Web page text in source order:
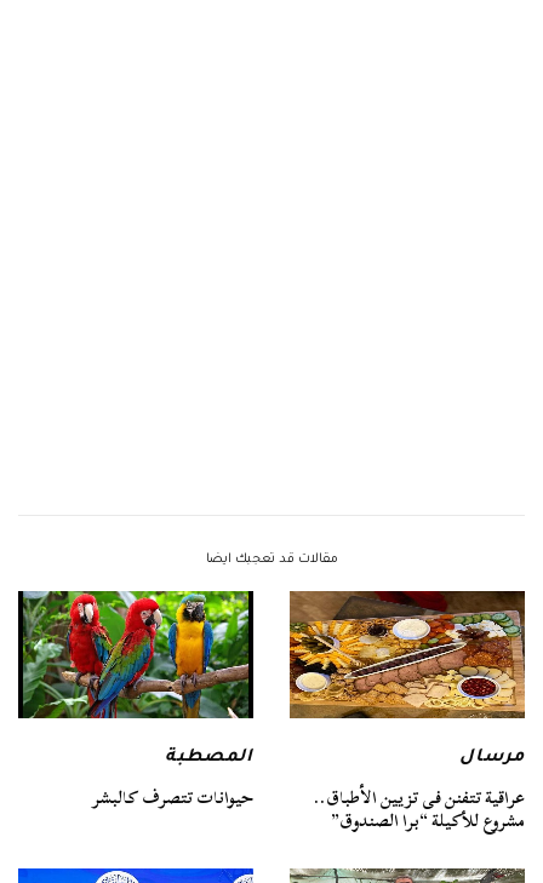
مقالات قد تعجبك ايضا
مرسال
عراقية تتفنن فى تزيين الأطباق..
مشروع للأكيلة “برا الصندوق”
المصطبة
حيوانات تتصرف كالبشر